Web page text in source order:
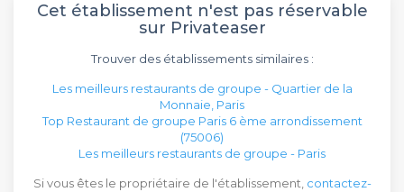
Cet établissement n'est pas réservable
sur Privateaser
Trouver des établissements similaires :
Les meilleurs restaurants de groupe - Quartier de la
Monnaie, Paris
Top Restaurant de groupe Paris 6 ème arrondissement
(75006)
Les meilleurs restaurants de groupe - Paris
Si vous êtes le propriétaire de l'établissement, contactez-